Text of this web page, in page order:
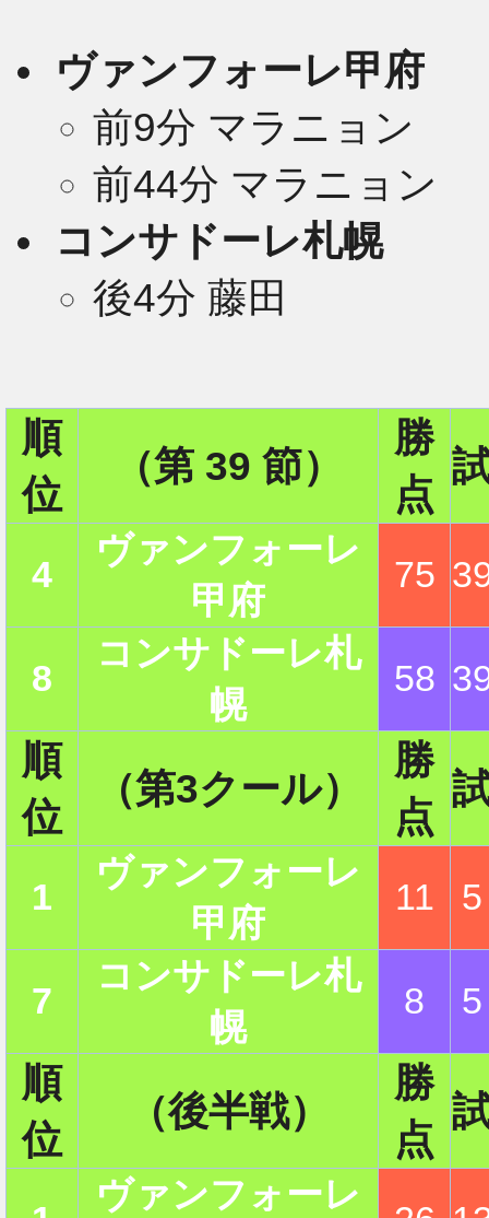
ヴァンフォーレ甲府
前9分 マラニョン
前44分 マラニョン
コンサドーレ札幌
後4分 藤田
順
位
（第 39 節）
勝
点
4
ヴァンフォーレ
甲府
75
8
コンサドーレ札
幌
58
順
位
（第3クール）
勝
点
1
ヴァンフォーレ
甲府
11 5
7
コンサドーレ札
幌
8 5
順
位
（後半戦）
勝
点
ヴァンフォーレ